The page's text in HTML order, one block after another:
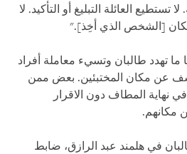
تستطيع العائلة التبليغ أو التأكيد. لا
[الشخص الذي أخِذ]."
ما تهدد طالبان وتسيء معاملة أفراد
عن مكان المختبئين. بعض ممن
نهاية المطاف دون الاقرار
مكانهم.
في هلمند عبد الرازق، ضابط